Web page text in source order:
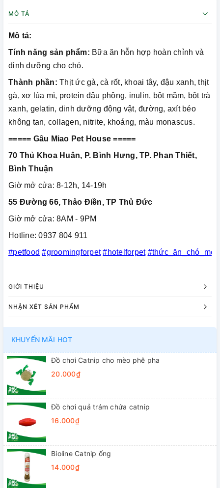
MÔ TẢ
Mô tả:
Tính năng sản phẩm: Bữa ăn hỗn hợp hoàn chỉnh và
dinh dưỡng cho chó.
Thành phần: Thịt ức gà, cà rốt, khoai tây, đậu xanh, thịt
gà, xơ lúa mì, protein đậu phộng, inulin, bột mầm, bột trà
xanh, gelatin, dinh dưỡng động vật, đường, axít béo
không tan, collagen, nitrite, khoáng, màu monascus.
===== Gâu Miao Pet House =====
70 Thủ Khoa Huân, P. Bình Hưng, TP. Phan Thiết,
Bình Thuận
Giờ mở cửa: 8-12h, 14-19h
55 Đường 66, Thảo Điền, TP Thủ Đức
Giờ mở cửa: 8AM - 9PM
Hotline: 0937 804 911
#petfood #groomingforpet #hotelforpet #thức_ăn_chó_mèo
GIỚI THIỆU
NHẬN XÉT SẢN PHẨM
KHUYẾN MÃI HOT
Đồ chơi Catnip cho mèo phê pha
20.000₫
Đồ chơi quả trám chứa catnip
16.000₫
Bioline Catnip ống
14.000₫